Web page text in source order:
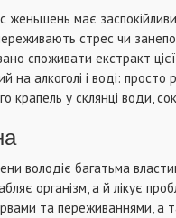
женьшень має
стрес чи
споживати екстракт
на алкоголі і воді: просто
крапель у склянці води,
володіє багатьма
організм, а й лікує
та переживаннями, а